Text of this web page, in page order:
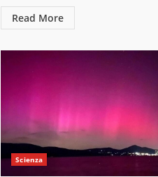
Read More
Scienza